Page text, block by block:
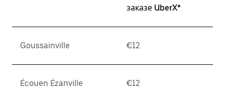
заказе UberX*
Goussainville €12
Écouen Ézanville €12